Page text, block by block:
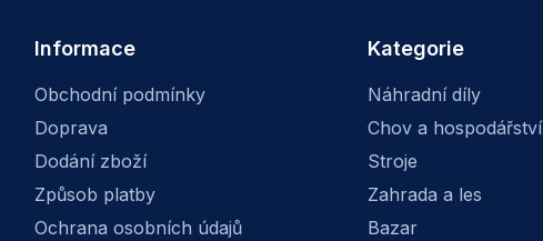
Informace
Obchodní podmínky
Doprava
Dodání zboží
Způsob platby
Ochrana osobních údajů
Kategorie
Náhradní díly
Chov a hospodářství
Stroje
Zahrada a les
Bazar